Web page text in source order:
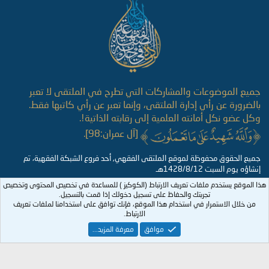
جميع الموضوعات والمشاركات التي تطرح في الملتقى لا تعبر
بالضرورة عن رأي إدارة الملتقى، وإنما تعبر عن رأي كاتبها فقط.
وكل عضو نكل أمانته العلمية إلى رقابته الذاتية!.
[آل عمران:98].
جميع الحقوق محفوظة لموقع الملتقى الفقهي, أحد فروع الشبكة الفقهية، تم
إنشاؤه يوم السبت 1428/8/12هـ
هذا الموقع يستخدم ملفات تعريف الارتباط (الكوكيز ) للمساعدة في تخصيص المحتوى وتخصيص
تجربتك والحفاظ على تسجيل دخولك إذا قمت بالتسجيل.
من خلال الاستمرار في استخدام هذا الموقع، فإنك توافق على استخدامنا لملفات تعريف
الارتباط.
موافق
معرفة المزيد...